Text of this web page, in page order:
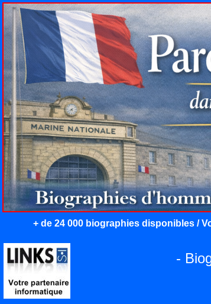
+ de 24 000 biographies disponibles /
-